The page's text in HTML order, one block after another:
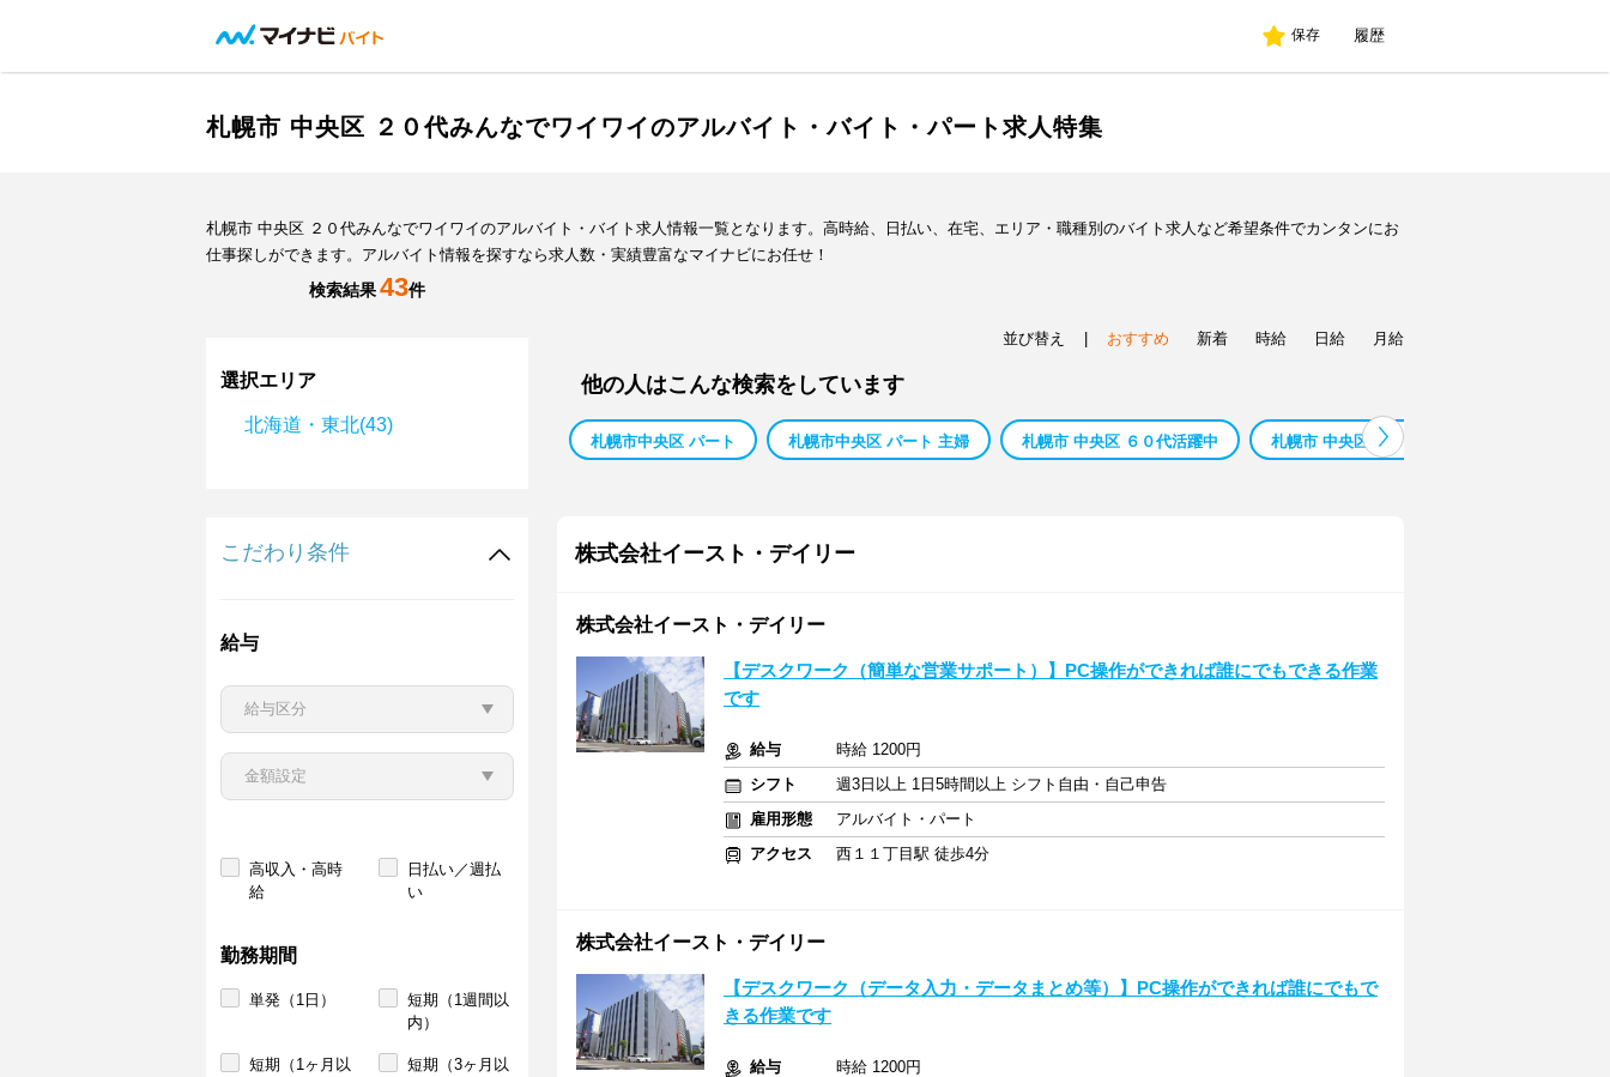
保存 履歴
札幌市 中央区 ２０代みんなでワイワイのアルバイト・バイト・パート求人特集
札幌市 中央区 ２０代みんなでワイワイのアルバイト・バイト求人情報一覧となります。高時給、日払い、在宅、エリア・職種別のバイト求人など希望条件でカンタンにお
仕事探しができます。アルバイト情報を探すなら求人数・実績豊富なマイナビにお任せ！
検索結果43件
選択エリア
北海道・東北(43)
こだわり条件
給与
高収入・高時
給
日払い／週払
い
勤務期間
単発（1日）
短期（1週間以
内）
短期（1ヶ月以
短期（3ヶ月以
並び替え おすすめ 新着 時給 日給 月給
他の人はこんな検索をしています
札幌市中央区 パート 札幌市中央区 パート 主婦 札幌市 中央区 ６０代活躍中 札幌市 中央区 ５０代活躍中
株式会社イースト・デイリー
株式会社イースト・デイリー
【デスクワーク（簡単な営業サポート）】PC操作ができれば誰にでもできる作業
です
給与
時給 1200円
シフト
週3日以上 1日5時間以上 シフト自由・自己申告
雇用形態
アルバイト・パート
アクセス
西１１丁目駅 徒歩4分
株式会社イースト・デイリー
【デスクワーク（データ入力・データまとめ等）】PC操作ができれば誰にでもで
きる作業です
給与
時給 1200円